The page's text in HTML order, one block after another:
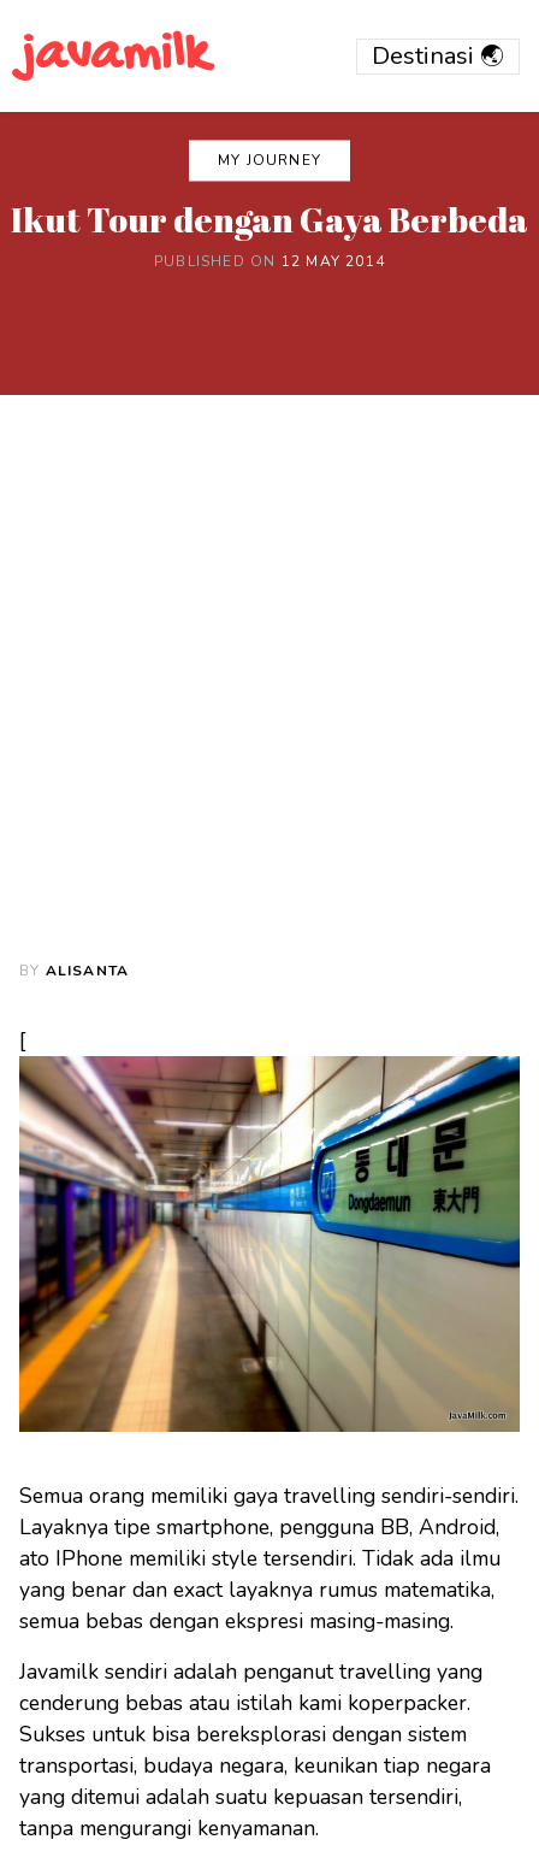
javamilk
MY JOURNEY
Ikut Tour dengan Gaya Berbeda
PUBLISHED ON 12 MAY 2014
BY ALISANTA
[
Semua orang memiliki gaya travelling sendiri-sendiri.
Layaknya tipe smartphone, pengguna BB, Android,
ato IPhone memiliki style tersendiri. Tidak ada ilmu
yang benar dan exact layaknya rumus matematika,
semua bebas dengan ekspresi masing-masing.
Javamilk sendiri adalah penganut travelling yang
cenderung bebas atau istilah kami koperpacker.
Sukses untuk bisa bereksplorasi dengan sistem
transportasi, budaya negara, keunikan tiap negara
yang ditemui adalah suatu kepuasan tersendiri,
tanpa mengurangi kenyamanan.